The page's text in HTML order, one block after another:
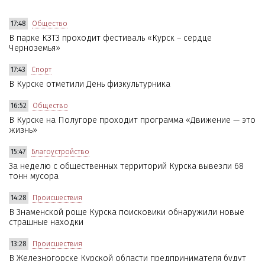
17:48 Общество
В парке КЗТЗ проходит фестиваль «Курск – сердце
Черноземья»
17:43 Спорт
В Курске отметили День физкультурника
16:52 Общество
В Курске на Полугоре проходит программа «Движение — это
жизнь»
15:47 Благоустройство
За неделю с общественных территорий Курска вывезли 68
тонн мусора
14:28 Происшествия
В Знаменской роще Курска поисковики обнаружили новые
страшные находки
13:28 Происшествия
В Железногорске Курской области предпринимателя будут